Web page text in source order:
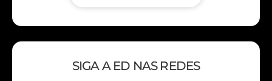
SIGA A ED NAS REDES